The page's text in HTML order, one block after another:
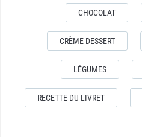
CHOCOLAT
CRÈME DESSERT
LÉGUMES
RECETTE DU LIVRET